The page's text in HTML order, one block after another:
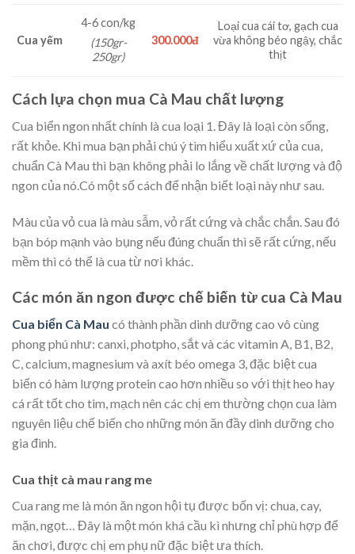
Cua yếm
4-6 con/kg
(150gr-
250gr)
300.000đ
Loại cua cái tơ, gạch cua
vừa không béo ngậy, chắc
thịt
Cách lựa chọn mua Cà Mau chất lượng
Cua biển ngon nhất chính là cua loại 1. Đây là loại còn sống,
rất khỏe. Khi mua bạn phải chú ý tìm hiểu xuất xứ của cua,
chuẩn Cà Mau thì bạn không phải lo lắng về chất lượng và độ
ngon của nó.Có một số cách để nhận biết loại này như sau.
Màu của vỏ cua là màu sẫm, vỏ rất cứng và chắc chắn. Sau đó
bạn bóp mạnh vào bụng nếu đúng chuẩn thì sẽ rất cứng, nếu
mềm thì có thể là cua từ nơi khác.
Các món ăn ngon được chế biến từ cua Cà Mau
Cua biển Cà Mau có thành phần dinh dưỡng cao vô cùng
phong phú như: canxi, photpho, sắt và các vitamin A, B1, B2,
C, calcium, magnesium và axít béo omega 3, đặc biệt cua
biển có hàm lượng protein cao hơn nhiều so với thịt heo hay
cá rất tốt cho tim, mạch nên các chị em thường chọn cua làm
nguyên liệu chế biến cho những món ăn đầy dinh dưỡng cho
gia đình.
Cua thịt cà mau rang me
Cua rang me là món ăn ngon hội tụ được bốn vị: chua, cay,
mặn, ngọt… Đây là một món khá cầu kì nhưng chỉ phù hợp để
ăn chơi, được chị em phụ nữ đặc biệt ưa thích.